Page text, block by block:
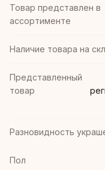
Товар представлен в
ассортименте
Наличие товара на
Представленный
товар
Разновидность
Пол